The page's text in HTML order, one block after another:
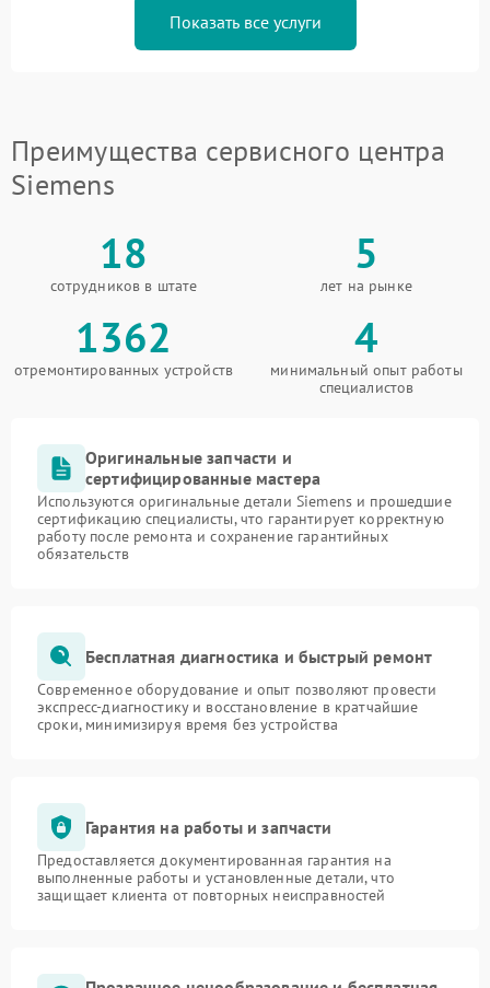
Показать все услуги
Преимущества сервисного центра
Siemens
18
сотрудников в штате
5
лет на рынке
1362
отремонтированных устройств
4
минимальный опыт работы
специалистов
Оригинальные запчасти и
сертифицированные мастера
Используются оригинальные детали Siemens и прошедшие
сертификацию специалисты, что гарантирует корректную
работу после ремонта и сохранение гарантийных
обязательств
Бесплатная диагностика и быстрый ремонт
Современное оборудование и опыт позволяют провести
экспресс-диагностику и восстановление в кратчайшие
сроки, минимизируя время без устройства
Гарантия на работы и запчасти
Предоставляется документированная гарантия на
выполненные работы и установленные детали, что
защищает клиента от повторных неисправностей